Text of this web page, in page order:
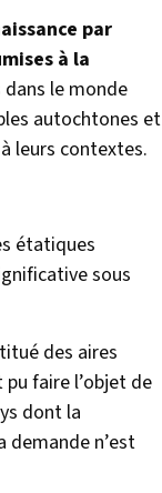
par
à la
le monde
autochtones et
leurs contextes.
étatiques
sous
des aires
faire l’objet de
dont la
n’est